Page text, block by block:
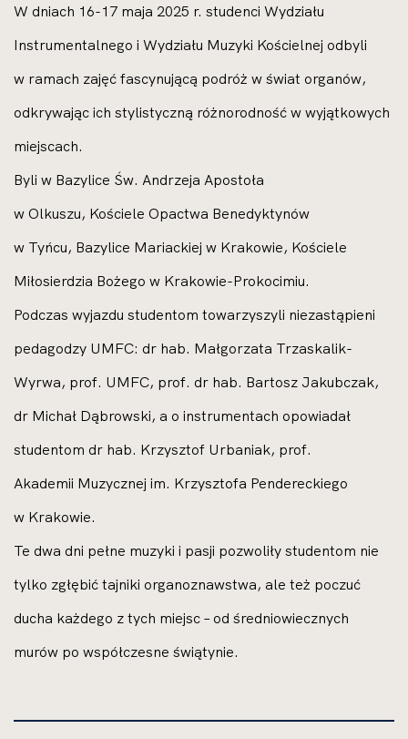
W dniach 16-17 maja 2025 r. studenci Wydziału
Instrumentalnego i Wydziału Muzyki Kościelnej odbyli
w ramach zajęć fascynującą podróż w świat organów,
odkrywając ich stylistyczną różnorodność w wyjątkowych
miejscach.
Byli w Bazylice Św. Andrzeja Apostoła
w Olkuszu, Kościele Opactwa Benedyktynów
w Tyńcu, Bazylice Mariackiej w Krakowie, Kościele
Miłosierdzia Bożego w Krakowie-Prokocimiu.
Podczas wyjazdu studentom towarzyszyli niezastąpieni
pedagodzy UMFC: dr hab. Małgorzata Trzaskalik-
Wyrwa, prof. UMFC, prof. dr hab. Bartosz Jakubczak,
dr Michał Dąbrowski, a o instrumentach opowiadał
studentom dr hab. Krzysztof Urbaniak, prof.
Akademii Muzycznej im. Krzysztofa Pendereckiego
w Krakowie.
Te dwa dni pełne muzyki i pasji pozwoliły studentom nie
tylko zgłębić tajniki organoznawstwa, ale też poczuć
ducha każdego z tych miejsc – od średniowiecznych
murów po współczesne świątynie.